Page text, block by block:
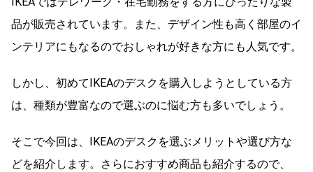
品が販売されています。また、デザイン性も高く部屋のイ
ンテリアにもなるのでおしゃれが好きな方にも人気です。
しかし、初めてIKEAのデスクを購入しようとしている方
は、種類が豊富なので選ぶのに悩む方も多いでしょう。
そこで今回は、IKEAのデスクを選ぶメリットや選び方な
どを紹介します。さらにおすすめ商品も紹介するので、